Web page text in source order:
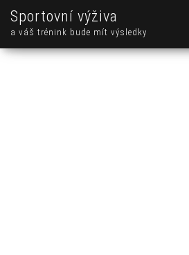
Sportovní výživa
a váš trénink bude mít výsledky